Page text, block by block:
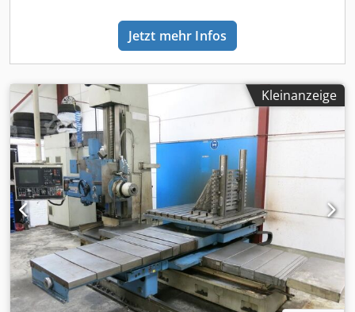
uns auf Ihren Besuch. Ihr Markus Hirsch Team
Jetzt mehr Infos
Kleinanzeige